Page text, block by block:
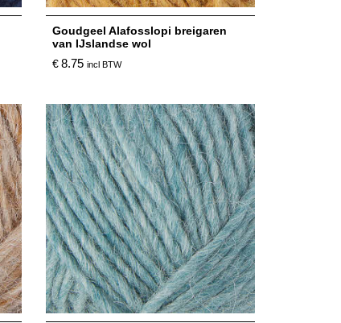
Goudgeel Alafosslopi breigaren
van IJslandse wol
€8.75 incl BTW